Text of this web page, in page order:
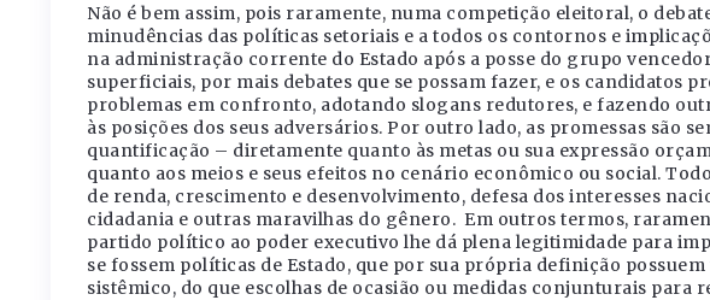
Não é bem assim, pois raramente, numa competição eleitoral, o
minudências das políticas setoriais e a todos os contornos e
na administração corrente do Estado após a posse do grupo
superficiais, por mais debates que se possam fazer, e os candidatos
problemas em confronto, adotando slogans redutores, e fazendo
às posições dos seus adversários. Por outro lado, as promessas são
quantificação – diretamente quanto às metas ou sua expressão
quanto aos meios e seus efeitos no cenário econômico ou social.
de renda, crescimento e desenvolvimento, defesa dos interesses
cidadania e outras maravilhas do gênero. Em outros termos,
partido político ao poder executivo lhe dá plena legitimidade para
se fossem políticas de Estado, que por sua própria definição
sistêmico, do que escolhas de ocasião ou medidas conjunturais para